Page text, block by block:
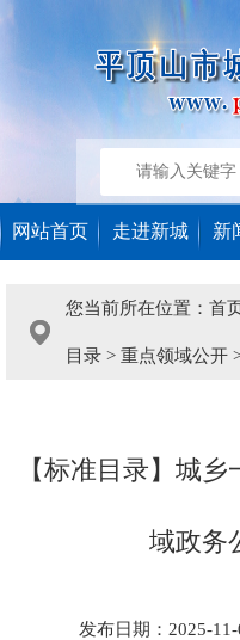
网站首页 走进新城 新
您当前所在位置： 首
目录 > 重点领域公开
【标准目录】城
域政务
发布日期：2025-11-